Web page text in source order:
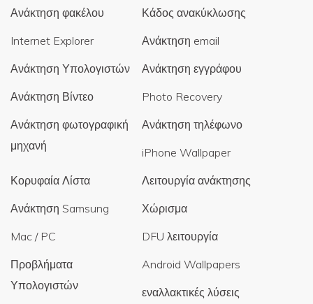
Ανάκτηση φακέλου
Κάδος ανακύκλωσης
Internet Explorer
Ανάκτηση email
Ανάκτηση Υπολογιστών
Ανάκτηση εγγράφου
Ανάκτηση Βίντεο
Photo Recovery
Ανάκτηση φωτογραφική
μηχανή
Ανάκτηση τηλέφωνο
iPhone Wallpaper
Κορυφαία Λίστα
Λειτουργία ανάκτησης
Ανάκτηση Samsung
Χώρισμα
Mac / PC
DFU λειτουργία
Προβλήματα
Υπολογιστών
Android Wallpapers
εναλλακτικές λύσεις